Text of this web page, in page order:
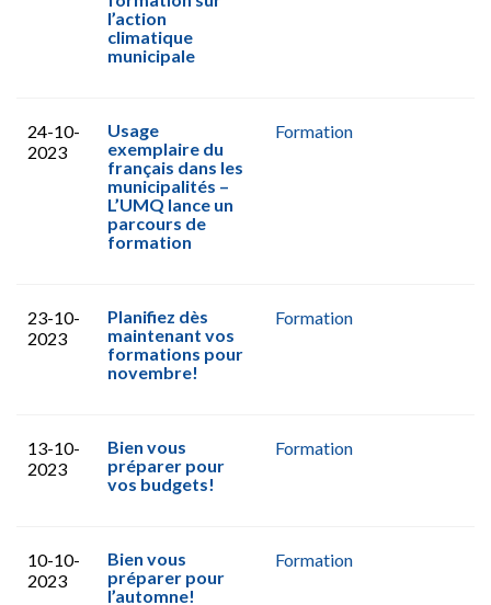
l’action
climatique
municipale
24-10-
2023
Usage
exemplaire du
français dans les
municipalités –
L’UMQ lance un
parcours de
formation
Formation
23-10-
2023
Planifiez dès
maintenant vos
formations pour
novembre!
Formation
13-10-
2023
Bien vous
préparer pour
vos budgets!
Formation
10-10-
2023
Bien vous
préparer pour
l’automne!
Formation